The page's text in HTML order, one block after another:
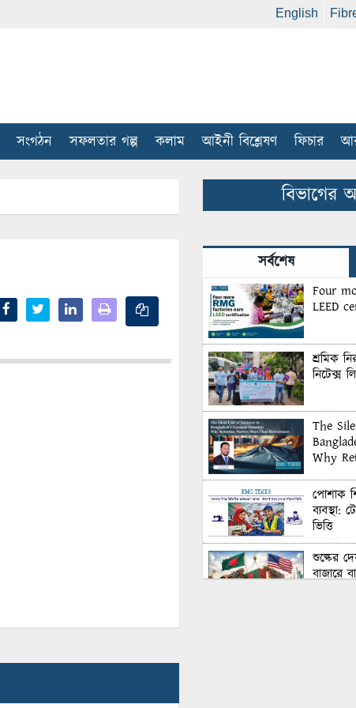
English
সংগঠন সফলতার গল্প কলাম আইনী বিশ্লেষণ ফিচার
বিভাগের
সর্বশেষ
Four
LEED
শ্রমিক
নিটেক্স
The
Why
পোশাক
ব্যবস্থা:
ভিত্তি
শুল্কের
বাজারে